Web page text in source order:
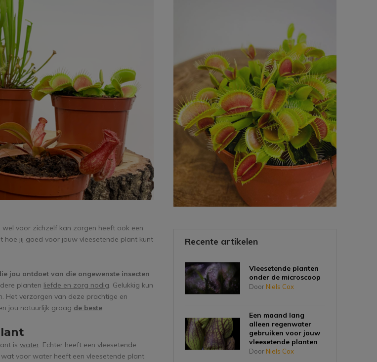
voor zichzelf kan zorgen heeft ook een
jij goed voor jouw vleesetende plant kunt
jou ontdoet van die ongewenste insecten
planten liefde en zorg nodig. Gelukkig kun
Het verzorgen van deze prachtige en
jou natuurlijk graag de beste
is water. Echter heeft een vleesetende
voor water heeft een vleesetende plant
Recente artikelen
Vleesetende planten
onder de microscoop
Door Niels Cox
Een maand lang
alleen regenwater
gebruiken voor jouw
vleesetende planten
Door Niels Cox